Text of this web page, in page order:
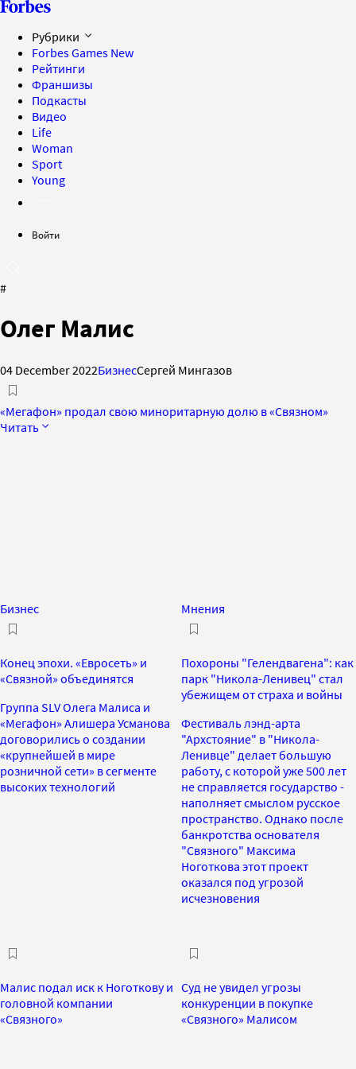
Рубрики
Forbes Games New
Рейтинги
Франшизы
Подкасты
Видео
Life
Woman
Sport
Young
Войти
#
Олег Малис
04 December 2022БизнесСергей Мингазов
«Мегафон» продал свою миноритарную долю в «Связном»
Читать
Бизнес
Конец эпохи. «Евросеть» и
«Связной» объединятся
Группа SLV Олега Малиса и
«Мегафон» Алишера Усманова
договорились о создании
«крупнейшей в мире
розничной сети» в сегменте
высоких технологий
Мнения
Похороны "Гелендвагена": как
парк "Никола-Ленивец" стал
убежищем от страха и войны
Фестиваль лэнд-арта
"Архстояние" в "Никола-
Ленивце" делает большую
работу, с которой уже 500 лет
не справляется государство -
наполняет смыслом русское
пространство. Однако после
банкротства основателя
"Связного" Максима
Ноготкова этот проект
оказался под угрозой
исчезновения
Малис подал иск к Ноготкову и
головной компании
«Связного»
Суд не увидел угрозы
конкуренции в покупке
«Связного» Малисом